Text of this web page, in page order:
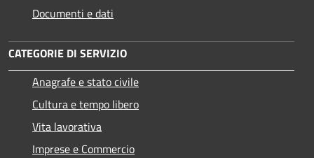
Documenti e dati
CATEGORIE DI SERVIZIO
Anagrafe e stato civile
Cultura e tempo libero
Vita lavorativa
Imprese e Commercio